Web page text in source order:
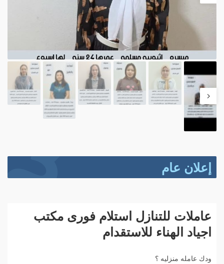
إعلان عام
عاملات للتنازل استلام فورى مكتب
اجياد الهناء للاستقدام
ودك عامله منزليه ؟